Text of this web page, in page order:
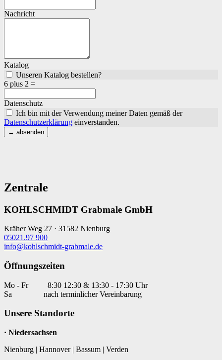
Nachricht
Katalog
Unseren Katalog bestellen?
6 plus 2 =
Datenschutz
Ich bin mit der Verwendung meiner Daten gemäß der
Datenschutzerklärung einverstanden.
→ absenden
Zentrale
KOHLSCHMIDT Grabmale GmbH
Kräher Weg 27 · 31582 Nienburg
05021.97 900
info@kohlschmidt-grabmale.de
Öffnungszeiten
Mo - Fr
8:30 12:30 & 13:30 - 17:30 Uhr
Sa
nach terminlicher Vereinbarung
Unsere Standorte
· Niedersachsen
Nienburg | Hannover | Bassum | Verden